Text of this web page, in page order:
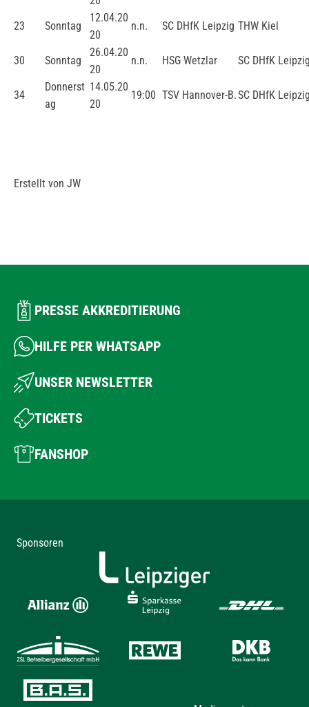
23
Sonntag
12.04.20
20
n.n. SC DHfK Leipzig THW Kiel
30 Sonntag
26.04.20
20
n.n. HSG Wetzlar SC DHfK
34
Donnerst
ag
14.05.20
20
19:00 TSV Hannover-B.SC DHfK
Erstellt von JW
PRESSE AKKREDITIERUNG
HILFE PER WHATSAPP
UNSER NEWSLETTER
TICKETS
FANSHOP
Sponsoren